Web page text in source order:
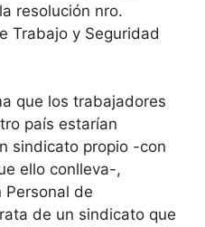
resolución nro.
Trabajo y Seguridad
que los trabajadores
país estarían
sindicato propio -con
ello conlleva-,
Personal de
de un sindicato que